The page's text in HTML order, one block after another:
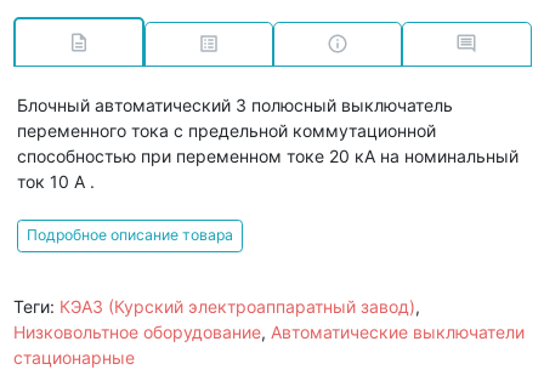
Блочный автоматический 3 полюсный выключатель
переменного тока с предельной коммутационной
способностью при переменном токе 20 кА на номинальный
ток 10 А .
Подробное описание товара
Теги: КЭАЗ (Курский электроаппаратный завод),
Низковольтное оборудование, Автоматические выключатели
стационарные